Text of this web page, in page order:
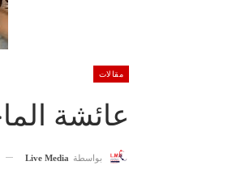
مقالات
عائشة
بواسطة Live Media